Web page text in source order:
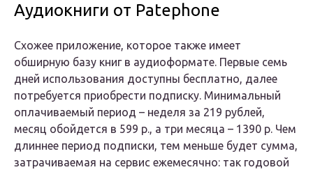
Аудиокниги от Patephone
Схожее приложение, которое также имеет
обширную базу книг в аудиоформате. Первые семь
дней использования доступны бесплатно, далее
потребуется приобрести подписку. Минимальный
оплачиваемый период – неделя за 219 рублей,
месяц обойдется в 599 р., а три месяца – 1390 р. Чем
длиннее период подписки, тем меньше будет сумма,
затрачиваемая на сервис ежемесячно: так годовой